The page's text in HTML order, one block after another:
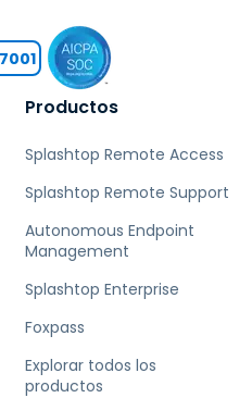
Productos
Splashtop Remote Access
Splashtop Remote Support
Autonomous Endpoint
Management
Splashtop Enterprise
Foxpass
Explorar todos los
productos